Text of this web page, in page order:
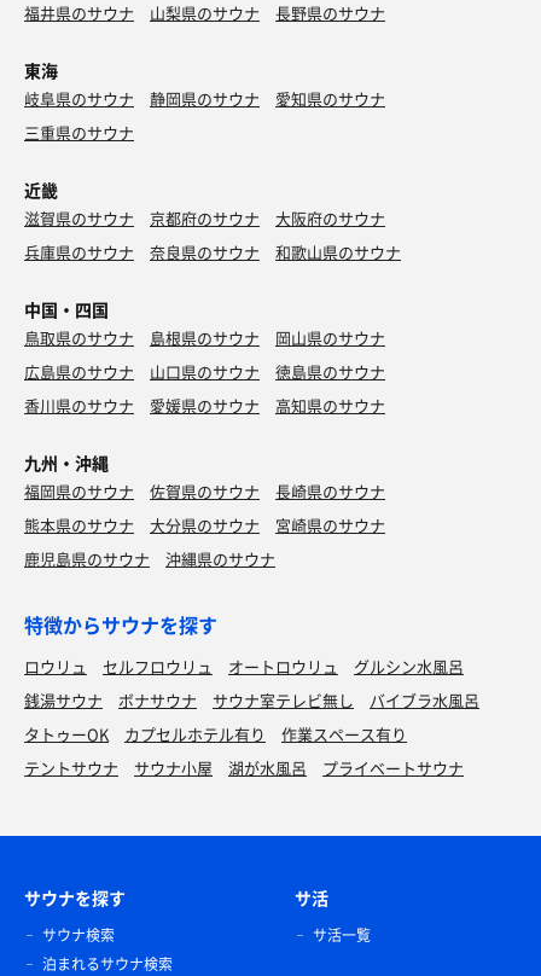
福井県のサウナ
山梨県のサウナ 長野県のサウナ
東海
岐阜県のサウナ 静岡県のサウナ
愛知県のサウナ
三重県のサウナ
近畿
滋賀県のサウナ 京都府のサウナ
大阪府のサウナ
兵庫県のサウナ
奈良県のサウナ 和歌山県のサウナ
中国・四国
鳥取県のサウナ 島根県のサウナ
岡山県のサウナ
広島県のサウナ
山口県のサウナ
徳島県のサウナ
香川県のサウナ
愛媛県のサウナ 高知県のサウナ
九州・沖縄
福岡県のサウナ 佐賀県のサウナ
長崎県のサウナ
熊本県のサウナ
大分県のサウナ
宮崎県のサウナ
鹿児島県のサウナ
沖縄県のサウナ
特徴からサウナを探す
ロウリュ セルフロウリュ オートロウリュ
グルシン水風呂
銭湯サウナ
ボナサウナ サウナ室テレビ無し
バイブラ水風呂
タトゥーOK
カプセルホテル有り
作業スペース有り
テントサウナ
サウナ小屋 湖が水風呂 プライベートサウナ
サウナを探す
サウナ検索
泊まれるサウナ検索
サ活
サ活一覧